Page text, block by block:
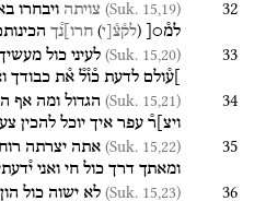
32
(Suk. 15,19) צויתה ויבחרו
למ֯○[ (לק֯צ֯[י) חרו]נ֯ך
33
(Suk. 15,20) לעיני כול
]ע֯ולם לדעת כ֯ו֯ל֯ א֯ת כבודך
34
(Suk. 15,21) הגדול ומה אף
ויצ]ר֯ עפר איך יוכל להכין
35
(Suk. 15,22) אתה יצרתה רוח
ומאתך דרך כול חי ואני
36
(Suk. 15,23) לא ישוה כול הון